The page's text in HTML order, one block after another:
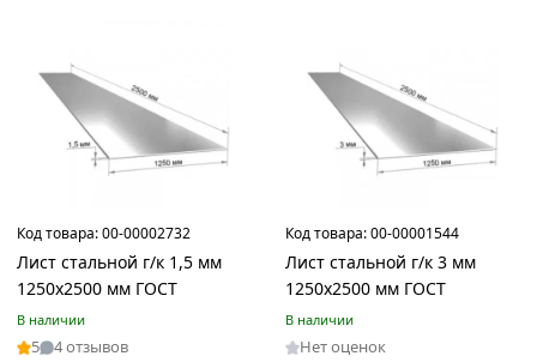
Серый
Россия
Материал
Код товара:00-00002732
Лист стальной г/к 1,5 мм
1250х2500 мм ГОСТ
В наличии
5 4 отзывов
Код товара:00-00001544
Лист стальной г/к 3 мм
1250х2500 мм ГОСТ
В наличии
Нет оценок